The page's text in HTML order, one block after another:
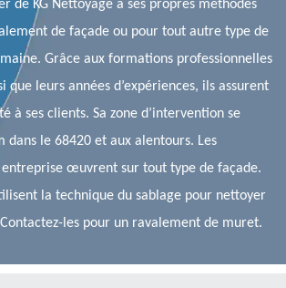
de KG Nettoyage a ses propres méthodes
de façade ou pour tout autre type de
Grâce aux formations professionnelles
que leurs années d’expériences, ils assurent
à ses clients. Sa zone d’intervention se
dans le 68420 et aux alentours. Les
œuvrent sur tout type de façade.
la technique du sablage pour nettoyer
les pour un ravalement de muret.